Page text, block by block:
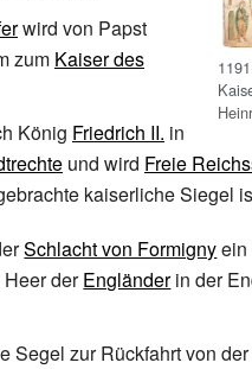
wird von Papst
zum Kaiser des
König Friedrich II. in
und wird Freie
kaiserliche Siegel
Schlacht von Formignyein
derEngländerin der
Segel zur Rückfahrt von